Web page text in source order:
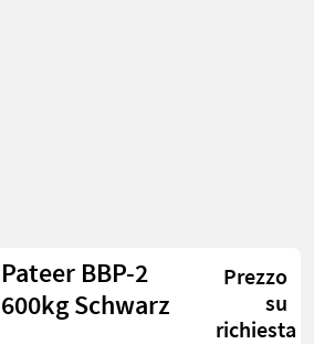
Pateer BBP-2
600kg Schwarz
Prezzo
su
richiesta